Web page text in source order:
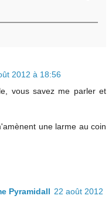
2012 à 18:56
vous savez me parler et
une larme au coin
Pyramidall 22 août 2012